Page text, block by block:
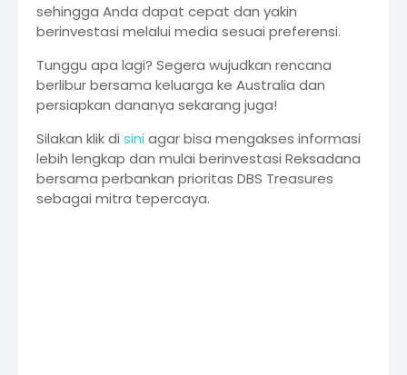
sehingga Anda dapat cepat dan yakin
berinvestasi melalui media sesuai preferensi.
Tunggu apa lagi? Segera wujudkan rencana
berlibur bersama keluarga ke Australia dan
persiapkan dananya sekarang juga!
Silakan klik di siniagar bisa mengakses informasi
lebih lengkap dan mulai berinvestasi Reksadana
bersama perbankan prioritas DBS Treasures
sebagai mitra tepercaya.